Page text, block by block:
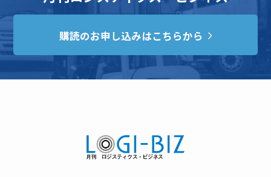
購読のお申し込みはこちらから